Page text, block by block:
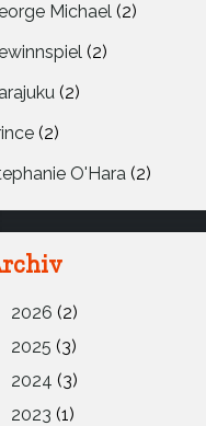
Michael (2)
(2)
(2)
(2)
O'Hara (2)
2026 (2)
2025 (3)
2024 (3)
2023 (1)